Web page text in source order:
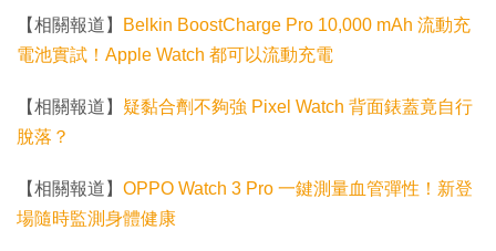
【相關報道】
Belkin BoostCharge Pro 10,000 mAh 流動充
電池實試！Apple Watch 都可以流動充電
【相關報道】 疑黏合劑不夠強 Pixel Watch 背面錶蓋竟自行
脫落？
【相關報道】 OPPO Watch 3 Pro 一鍵測量血管彈性！新登
場隨時監測身體健康